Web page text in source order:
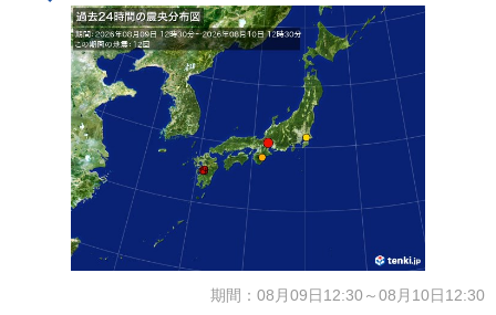
期間：08月09日12:30～08月10日12:30